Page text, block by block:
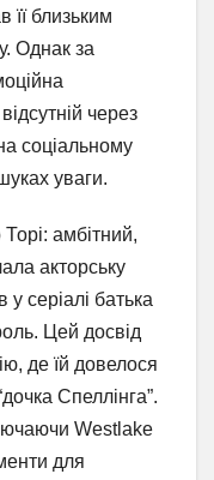
близьким
Однак за
через
соціальному
уваги.
амбітний,
акторську
серіалі батька
Цей досвід
де їй довелося
Спеллінга”.
Westlake
для